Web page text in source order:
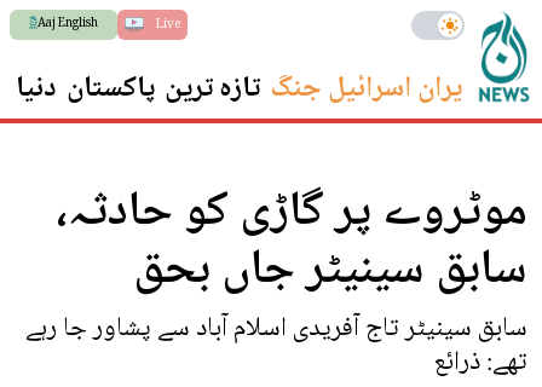
Live
Aaj English
ایران اسرائیل جنگ تازہ ترین پاکستان دنیا
موٹروے پر گاڑی کو حادثہ،
سابق سینیٹر جاں بحق
سابق سینیٹر تاج آفریدی اسلام آباد سے پشاور جا رہے
تھے: ذرائع